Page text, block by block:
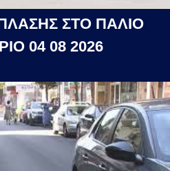
ΣΤΟ ΠΑΛΙΟ
04 08 2026